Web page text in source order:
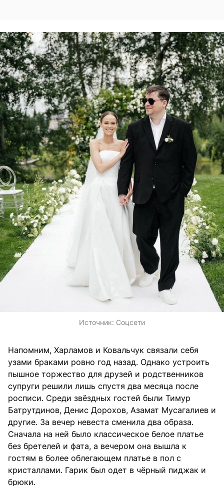
Источник: Соцсети
Напомним, Харламов и Ковальчук связали себя
узами браками ровно год назад. Однако устроить
пышное торжество для друзей и родственников
супруги решили лишь спустя два месяца после
росписи. Среди звёздных гостей были Тимур
Батрутдинов, Денис Дорохов, Азамат Мусагалиев и
другие. За вечер невеста сменила два образа.
Сначала на ней было классическое белое платье
без бретелей и фата, а вечером она вышла к
гостям в более облегающем платье в пол с
кристаллами. Гарик был одет в чёрный пиджак и
брюки.